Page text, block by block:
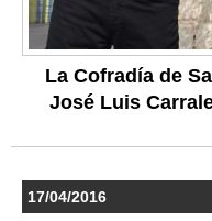
La Cofradía de
José Luis
17/04/2016